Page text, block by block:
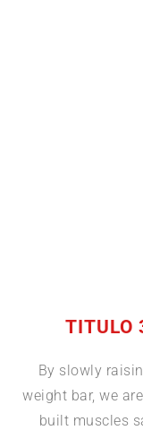
TITULO
By slowly
weight bar, we
built muscles